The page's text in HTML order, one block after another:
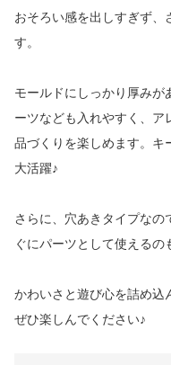
おそろい感を出しすぎず、
す。
モールドにしっかり厚みが
ーツなども入れやすく、ア
品づくりを楽しめます。キ
大活躍♪
さらに、穴あきタイプなの
ぐにパーツとして使えるの
かわいさと遊び心を詰め込
ぜひ楽しんでください♪